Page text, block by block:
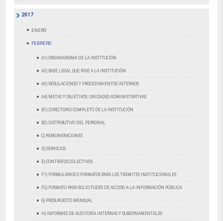
2017
ENERO
FEBRERO
A1) ORGANIGRAMA DE LA INSTITUCIÓN
A2) BASE LEGAL QUE RIGE A LA INSTITUCIÓN
A3) REGULACIONES Y PROCEDIMIENTOS INTERNOS
A4) METAS Y OBJETIVOS: UNIDADES ADMINISTRATIVAS
B1) DIRECTORIO COMPLETO DE LA INSTITUCIÓN
B2) DISTRIBUTIVO DEL PERSONAL
C) REMUNERACIONES
D) SERVICIOS
E) CONTRATOS COLECTIVOS
F1) FORMULARIOS O FORMATOS PARA LOS TRÁMITES INSTITUCIONALES
F2) FORMATO PARA SOLICITUDES DE ACCESO A LA INFORMACIÓN PÚBLICA
G) PRESUPUESTO MENSUAL
H) INFORMES DE AUDITORÍA INTERNAS Y GUBERNAMENTALES